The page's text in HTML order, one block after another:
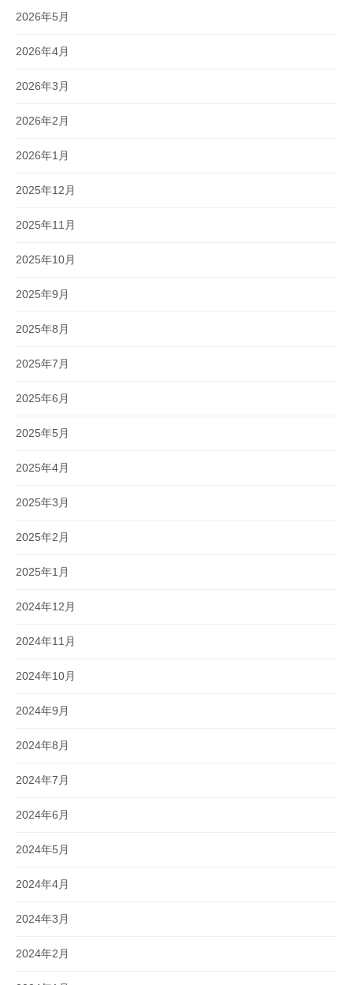
2026年5月
2026年4月
2026年3月
2026年2月
2026年1月
2025年12月
2025年11月
2025年10月
2025年9月
2025年8月
2025年7月
2025年6月
2025年5月
2025年4月
2025年3月
2025年2月
2025年1月
2024年12月
2024年11月
2024年10月
2024年9月
2024年8月
2024年7月
2024年6月
2024年5月
2024年4月
2024年3月
2024年2月